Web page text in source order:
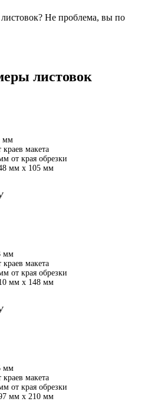
Не проблема, вы по
листовок
мм
макета
от края обрезки
мм х 105 мм
мм
макета
от края обрезки
мм х 148 мм
мм
макета
от края обрезки
мм х 210 мм